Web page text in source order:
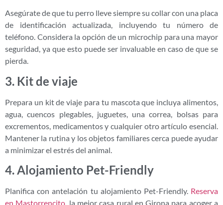
Asegúrate de que tu perro lleve siempre su collar con una placa
de identificación actualizada, incluyendo tu número de
teléfono. Considera la opción de un microchip para una mayor
seguridad, ya que esto puede ser invaluable en caso de que se
pierda.
3. Kit de viaje
Prepara un kit de viaje para tu mascota que incluya alimentos,
agua, cuencos plegables, juguetes, una correa, bolsas para
excrementos, medicamentos y cualquier otro artículo esencial.
Mantener la rutina y los objetos familiares cerca puede ayudar
a minimizar el estrés del animal.
4. Alojamiento Pet-Friendly
Planifica con antelación tu alojamiento Pet-Friendly. Reserva
en Mastorrencito, la mejor casa rural en Girona para acoger a